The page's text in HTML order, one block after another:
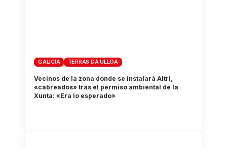
GALICIA TERRAS DA ULLOA
Vecinos de la zona donde se instalará Altri,
«cabreados» tras el permiso ambiental de la
Xunta: «Era lo esperado»